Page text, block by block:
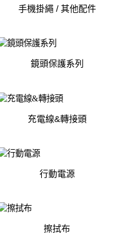
手機掛繩 / 其他配件
鏡頭保護系列
充電線&轉接頭
行動電源
擦拭布